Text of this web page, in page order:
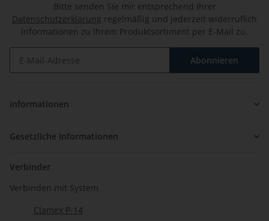
Bitte senden Sie mir entsprechend Ihrer
Datenschutzerklärung regelmäßig und jederzeit widerruflich
Informationen zu Ihrem Produktsortiment per E-Mail zu.
Abonnieren
Informationen
Gesetzliche Informationen
Verbinder
Verbinden mit System
Clamex P-14